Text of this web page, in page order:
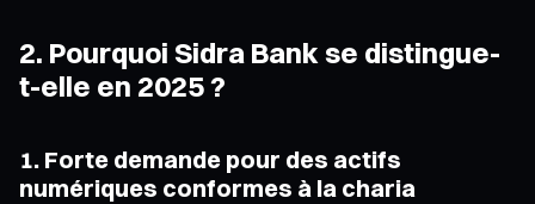
2. Pourquoi Sidra Bank se distingue-
t-elle en 2025 ?
1. Forte demande pour des actifs
numériques conformes à la charia